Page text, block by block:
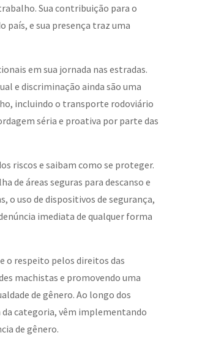
Sua contribuição para o
país, e sua presença traz uma
em sua jornada nas estradas.
e discriminação ainda são uma
incluindo o transporte rodoviário
séria e proativa por parte das
riscos e saibam como se proteger.
de áreas seguras para descanso e
o uso de dispositivos de segurança,
imediata de qualquer forma
o respeito pelos direitos das
machistas e promovendo uma
de gênero. Ao longo dos
categoria, vêm implementando
de gênero.